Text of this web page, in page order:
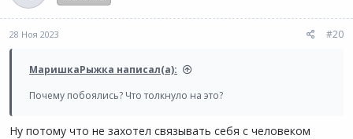
28 Ноя 2023 #20
МаришкаРыжка написал(а):
Почему побоялись? Что толкнуло на это?
Ну потому что не захотел связывать себя с человеком